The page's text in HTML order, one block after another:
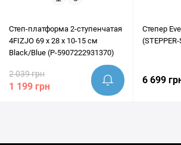
Степ-платформа 2-ступенчатая
4FIZJO 69 х 28 х 10-15 см
Black/Blue (P-5907222931370)
2 039 грн
1 199 грн
Степер
6 699